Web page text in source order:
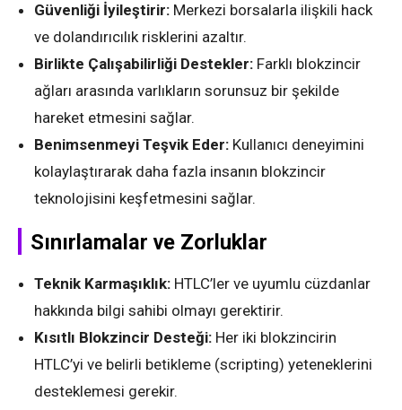
Güvenliği İyileştirir: Merkezi borsalarla ilişkili hack
ve dolandırıcılık risklerini azaltır.
Birlikte Çalışabilirliği Destekler: Farklı blokzincir
ağları arasında varlıkların sorunsuz bir şekilde
hareket etmesini sağlar.
Benimsenmeyi Teşvik Eder: Kullanıcı deneyimini
kolaylaştırarak daha fazla insanın blokzincir
teknolojisini keşfetmesini sağlar.
Sınırlamalar ve Zorluklar
Teknik Karmaşıklık: HTLC’ler ve uyumlu cüzdanlar
hakkında bilgi sahibi olmayı gerektirir.
Kısıtlı Blokzincir Desteği: Her iki blokzincirin
HTLC’yi ve belirli betikleme (scripting) yeteneklerini
desteklemesi gerekir.